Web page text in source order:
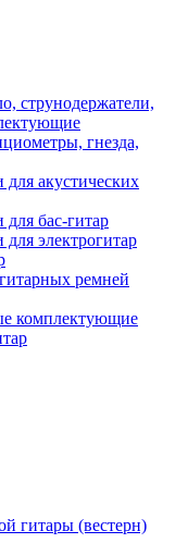
струнодержатели,
гнезда,
для акустических
для бас-гитар
для электрогитар
ремней
комплектующие
гитары (вестерн)